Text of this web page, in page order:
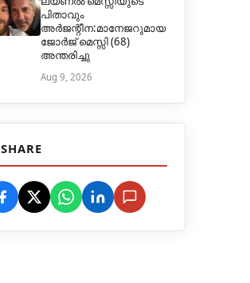
പിതാവും
അർജന്റീന:മാനേജറുമായ
ജോർജ് മെസ്സി (68)
അന്തരിച്ചു
Aug 9, 2026
SHARE